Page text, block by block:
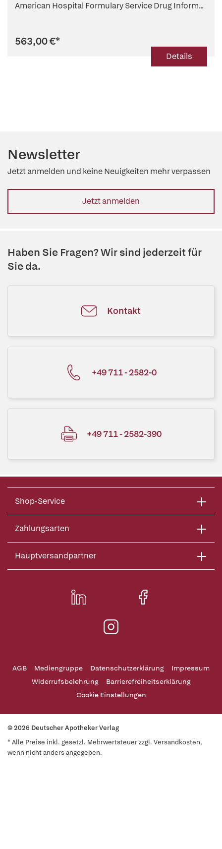
American Hospital Formulary Service Drug Inform...
563,00 €*
Details
Newsletter
Jetzt anmelden und keine Neuigkeiten mehr verpassen
Jetzt anmelden
Haben Sie Fragen? Wir sind jederzeit für
Sie da.
Kontakt
+49 711 - 2582-0
+49 711 - 2582-390
Shop-Service
Zahlungsarten
Hauptversandpartner
AGB Mediengruppe Datenschutzerklärung
Impressum
Widerrufsbelehrung
Barrierefreiheitserklärung
Cookie Einstellungen
© 2026 Deutscher Apotheker Verlag
* Alle Preise inkl. gesetzl. Mehrwertsteuer zzgl. Versandkosten,
wenn nicht anders angegeben.